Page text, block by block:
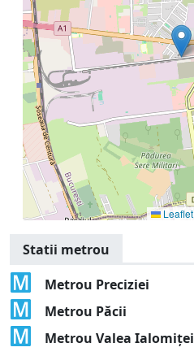
Leaflet
Statii metrou
Metrou Preciziei
Metrou Păcii
Metrou Valea Ialomiței